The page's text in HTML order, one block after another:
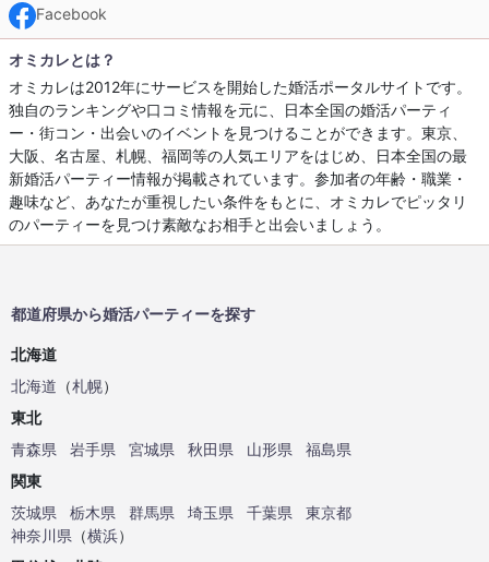
Facebook
オミカレとは？
オミカレは2012年にサービスを開始した婚活ポータルサイトです。
独自のランキングや口コミ情報を元に、日本全国の婚活パーティ
ー・街コン・出会いのイベントを見つけることができます。東京、
大阪、名古屋、札幌、福岡等の人気エリアをはじめ、日本全国の最
新婚活パーティー情報が掲載されています。参加者の年齢・職業・
趣味など、あなたが重視したい条件をもとに、オミカレでピッタリ
のパーティーを見つけ素敵なお相手と出会いましょう。
都道府県から婚活パーティーを探す
北海道
北海道 （札幌）
東北
青森県
岩手県 宮城県 秋田県 山形県
福島県
関東
茨城県
栃木県 群馬県 埼玉県 千葉県
東京都
神奈川県 （横浜）